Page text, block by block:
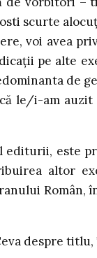
scurte
voi avea
pe alte
de
le/i-am
este
altor
Român,
despre titlu,